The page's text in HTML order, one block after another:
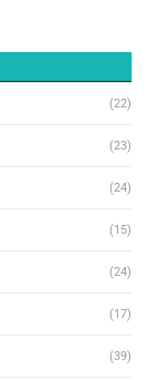
(22)
(23)
(24)
(15)
(24)
(17)
(39)